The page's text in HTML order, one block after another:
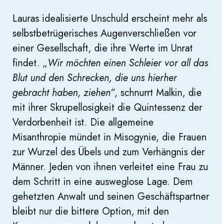
Lauras idealisierte Unschuld erscheint mehr als
selbstbetrügerisches Augenverschließen vor
einer Gesellschaft, die ihre Werte im Unrat
findet. „Wir möchten einen Schleier vor all das
Blut und den Schrecken, die uns hierher
gebracht haben, ziehen“, schnurrt Malkin, die
mit ihrer Skrupellosigkeit die Quintessenz der
Verdorbenheit ist. Die allgemeine
Misanthropie mündet in Misogynie, die Frauen
zur Wurzel des Übels und zum Verhängnis der
Männer. Jeden von ihnen verleitet eine Frau zu
dem Schritt in eine ausweglose Lage. Dem
gehetzten Anwalt und seinen Geschäftspartner
bleibt nur die bittere Option, mit den